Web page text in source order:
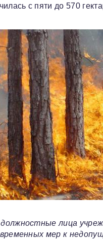
с пяти до 570
лица
мер к